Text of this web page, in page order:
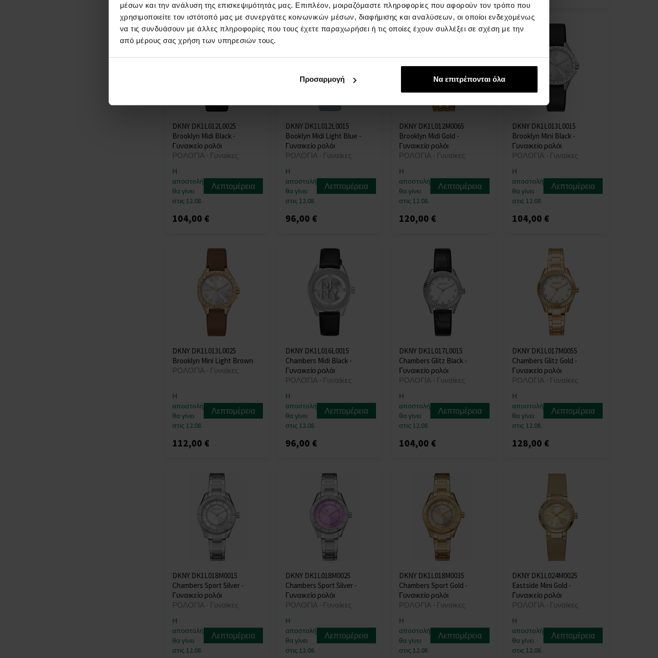
μέσων και την ανάλυση της επισκεψιμότητάς μας. Επιπλέον, μοιραζόμαστε πληροφορίες που αφορούν τον τρόπο που
χρησιμοποιείτε τον ιστότοπό μας με συνεργάτες κοινωνικών μέσων, διαφήμισης και αναλύσεων, οι οποίοι ενδεχομένως
να τις συνδυάσουν με άλλες πληροφορίες που τους έχετε παραχωρήσει ή τις οποίες έχουν συλλέξει σε σχέση με την
από μέρους σας χρήση των υπηρεσιών τους.
Προσαρμογή Να επιτρέπονται όλα
DKNY DK1L012L0025
Brooklyn Midi Black -
Γυναικείο ρολόι
ΡΟΛΟΓΙΑ - Γυναίκες
Η
αποστολή
θα γίνει
στις 12.08.
Λεπτομέρεια
104,00 €
DKNY DK1L012L0015
Booklyn Midi Light Blue -
Γυναικείο ρολόι
ΡΟΛΟΓΙΑ - Γυναίκες
Η
αποστολή
θα γίνει
στις 12.08.
Λεπτομέρεια
96,00 €
DKNY DK1L012M0065
Brooklyn Midi Gold -
Γυναικείο ρολόι
ΡΟΛΟΓΙΑ - Γυναίκες
Η
αποστολή
θα γίνει
στις 12.08.
Λεπτομέρεια
120,00 €
DKNY DK1L013L0015
Brooklyn Mini Black -
Γυναικείο ρολόι
ΡΟΛΟΓΙΑ - Γυναίκες
Η
αποστολή
θα γίνει
στις 12.08.
Λεπτομέρεια
104,00 €
DKNY DK1L013L0025
Brooklyn Mini Light Brown
ΡΟΛΟΓΙΑ - Γυναίκες
Η
αποστολή
θα γίνει
στις 12.08.
Λεπτομέρεια
112,00 €
DKNY DK1L016L0015
Chambers Midi Black -
Γυναικείο ρολόι
ΡΟΛΟΓΙΑ - Γυναίκες
Η
αποστολή
θα γίνει
στις 12.08.
Λεπτομέρεια
96,00 €
DKNY DK1L017L0015
Chambers Glitz Black -
Γυναικείο ρολόι
ΡΟΛΟΓΙΑ - Γυναίκες
Η
αποστολή
θα γίνει
στις 12.08.
Λεπτομέρεια
104,00 €
DKNY DK1L017M0055
Chambers Glitz Gold -
Γυναικείο ρολόι
ΡΟΛΟΓΙΑ - Γυναίκες
Η
αποστολή
θα γίνει
στις 12.08.
Λεπτομέρεια
128,00 €
DKNY DK1L018M0015
Chambers Sport Silver -
Γυναικείο ρολόι
ΡΟΛΟΓΙΑ - Γυναίκες
Η
αποστολή
θα γίνει
στις 12.08.
Λεπτομέρεια
DKNY DK1L018M0025
Chambers Sport Silver -
Γυναικείο ρολόι
ΡΟΛΟΓΙΑ - Γυναίκες
Η
αποστολή
θα γίνει
στις 12.08.
Λεπτομέρεια
DKNY DK1L018M0035
Chambers Sport Gold -
Γυναικείο ρολόι
ΡΟΛΟΓΙΑ - Γυναίκες
Η
αποστολή
θα γίνει
στις 12.08.
Λεπτομέρεια
DKNY DK1L024M0025
Eastside Mini Gold -
Γυναικείο ρολόι
ΡΟΛΟΓΙΑ - Γυναίκες
Η
αποστολή
θα γίνει
στις 12.08.
Λεπτομέρεια